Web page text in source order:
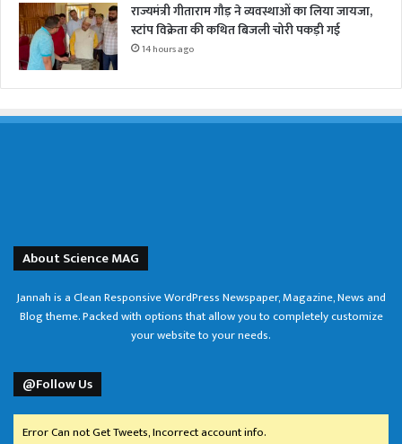
राज्यमंत्री गीताराम गौड़ ने व्यवस्थाओं का लिया जायजा,
स्टांप विक्रेता की कथित बिजली चोरी पकड़ी गई
14 hours ago
About Science MAG
Jannah is a Clean Responsive WordPress Newspaper, Magazine, News and
Blog theme. Packed with options that allow you to completely customize
your website to your needs.
@Follow Us
Error Can not Get Tweets, Incorrect account info.